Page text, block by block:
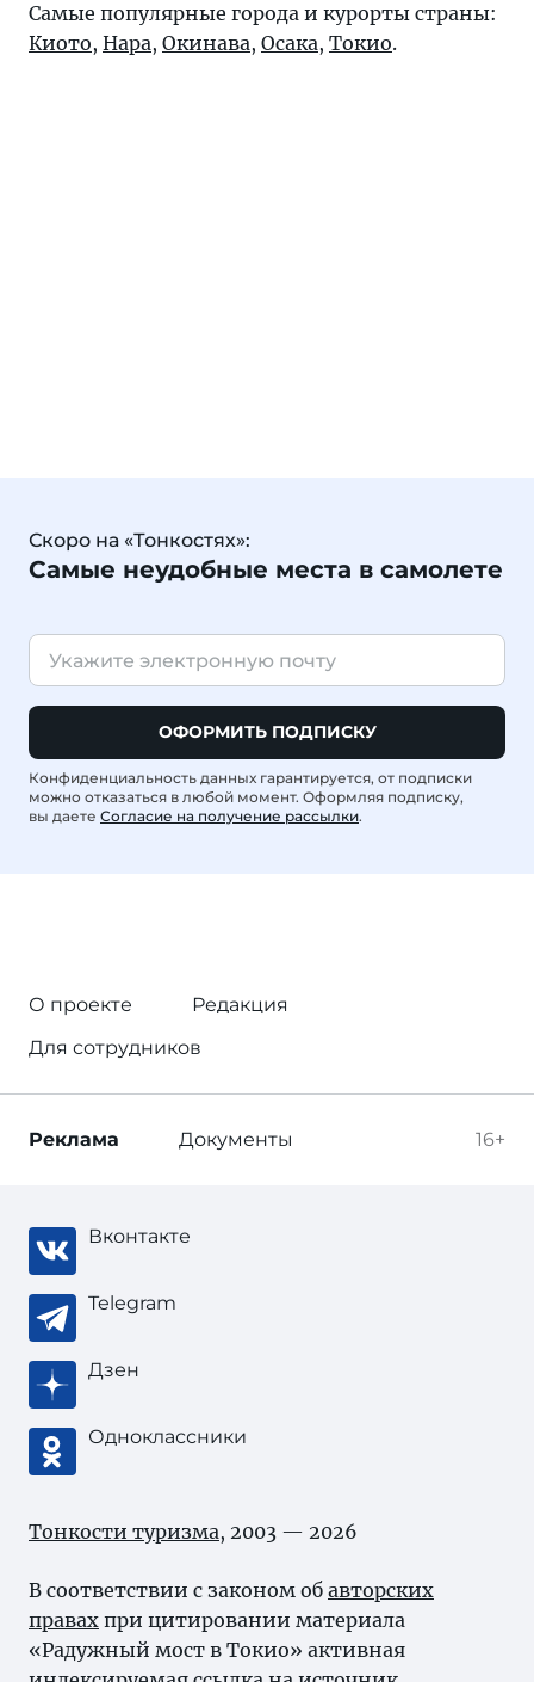
Самые популярные города и курорты страны:
Киото, Нара, Окинава, Осака, Токио.
Скоро на «Тонкостях»:
Самые неудобные места в самолете
ОФОРМИТЬ ПОДПИСКУ
Конфиденциальность данных гарантируется, от подписки
можно отказаться в любой момент. Оформляя подписку,
вы даете Согласие на получение рассылки.
О проекте
Редакция
Для сотрудников
16+
Реклама Документы
Вконтакте
Telegram
Дзен
Одноклассники
Тонкости туризма, 2003 — 2026
В соответствии с законом об авторских
правах при цитировании материала
«Радужный мост в Токио» активная